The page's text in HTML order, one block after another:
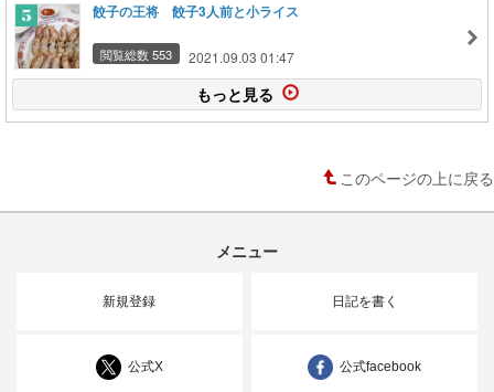
餃子の王将 餃子3人前と小ライス
閲覧総数 553 2021.09.03 01:47
もっと見る
このページの上に戻る
メニュー
新規登録 日記を書く
公式X 公式facebook